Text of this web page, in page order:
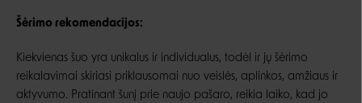
Šėrimo rekomendacijos:
Kiekvienas šuo yra unikalus ir individualus, todėl ir jų šėrimo
reikalavimai skiriasi priklausomai nuo veislės, aplinkos, amžiaus ir
aktyvumo. Pratinant šunį prie naujo pašaro, reikia laiko, kad jo